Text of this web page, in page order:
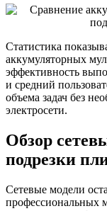
Статистика
аккумуляторных
эффективность
и средний
объема задач без
электросети.
Обзор
подрезки
Сетевые модели
профессиональных